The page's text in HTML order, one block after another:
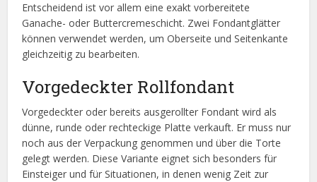
Entscheidend ist vor allem eine exakt vorbereitete
Ganache- oder Buttercremeschicht. Zwei Fondantglätter
können verwendet werden, um Oberseite und Seitenkante
gleichzeitig zu bearbeiten.
Vorgedeckter Rollfondant
Vorgedeckter oder bereits ausgerollter Fondant wird als
dünne, runde oder rechteckige Platte verkauft. Er muss nur
noch aus der Verpackung genommen und über die Torte
gelegt werden. Diese Variante eignet sich besonders für
Einsteiger und für Situationen, in denen wenig Zeit zur